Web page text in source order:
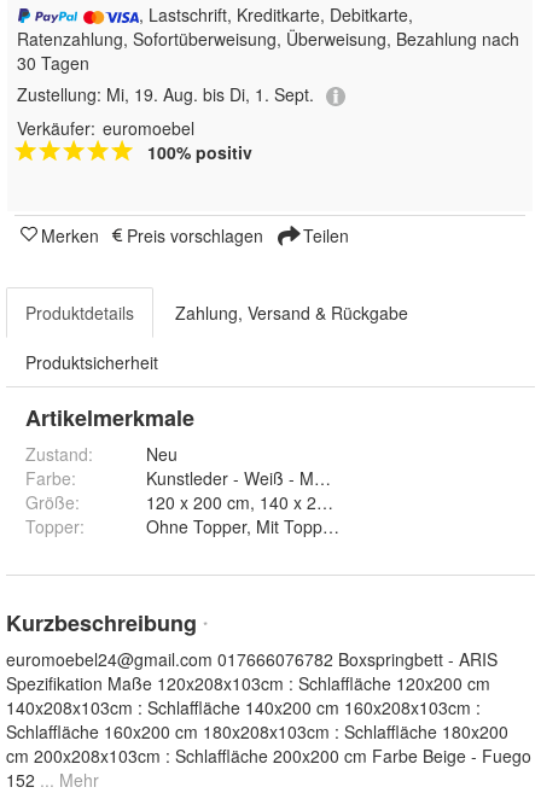
, Lastschrift, Kreditkarte, Debitkarte,
Ratenzahlung, Sofortüberweisung, Überweisung, Bezahlung nach
30 Tagen
Zustellung: Mi, 19. Aug. bis Di, 1. Sept.
Verkäufer: euromoebel
100% positiv
Merken Preis vorschlagen Teilen
Produktdetails Zahlung, Versand & Rückgabe
Produktsicherheit
Artikelmerkmale
Zustand:
Neu
Farbe:
Kunstleder - Weiß - Madryt 920, Beige - Fuego
Größe:
Topper:
Kurzbeschreibung *
euromoebel24@gmail.com 017666076782 Boxspringbett - ARIS
Spezifikation Maße 120x208x103cm : Schlaffläche 120x200 cm
140x208x103cm : Schlaffläche 140x200 cm 160x208x103cm :
Schlaffläche 160x200 cm 180x208x103cm : Schlaffläche 180x200
cm 200x208x103cm : Schlaffläche 200x200 cm Farbe Beige - Fuego
152 ... Mehr